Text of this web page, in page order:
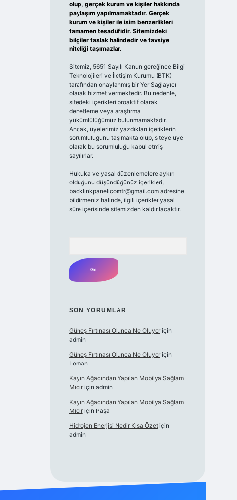
olup, gerçek kurum ve kişiler hakkında
paylaşım yapılmamaktadır. Gerçek
kurum ve kişiler ile isim benzerlikleri
tamamen tesadüfidir. Sitemizdeki
bilgiler taslak halindedir ve tavsiye
niteliği taşımazlar.
Sitemiz, 5651 Sayılı Kanun gereğince Bilgi
Teknolojileri ve İletişim Kurumu (BTK)
tarafından onaylanmış bir Yer Sağlayıcı
olarak hizmet vermektedir. Bu nedenle,
sitedeki içerikleri proaktif olarak
denetleme veya araştırma
yükümlülüğümüz bulunmamaktadır.
Ancak, üyelerimiz yazdıkları içeriklerin
sorumluluğunu taşımakta olup, siteye üye
olarak bu sorumluluğu kabul etmiş
sayılırlar.
Hukuka ve yasal düzenlemelere aykırı
olduğunu düşündüğünüz içerikleri,
backlinkpanelicomtr@gmail.comadresine
bildirmeniz halinde, ilgili içerikler yasal
süre içerisinde sitemizden kaldırılacaktır.
SON YORUMLAR
Güneş Fırtınası Olunca Ne Oluyoriçin
admin
Güneş Fırtınası Olunca Ne Oluyoriçin
Leman
Kayın Ağacından Yapılan Mobilya Sağlam
Mıdıriçin admin
Kayın Ağacından Yapılan Mobilya Sağlam
Mıdıriçin Paşa
Hidrojen Enerjisi Nedir Kısa Özetiçin
admin